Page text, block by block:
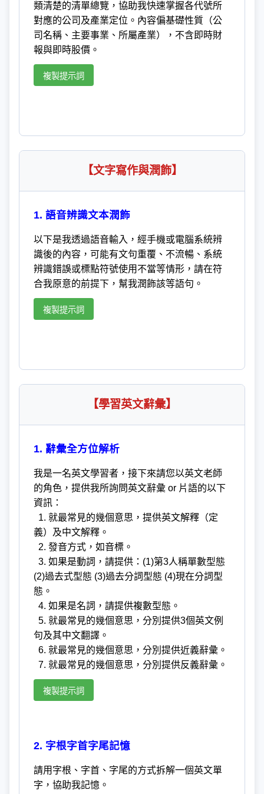
類清楚的清單總覽，協助我快速掌握各代號所
對應的公司及產業定位。內容偏基礎性質（公
司名稱、主要事業、所屬產業），不含即時財
報與即時股價。
複製提示詞
【文字寫作與潤飾】
1. 語音辨識文本潤飾
以下是我透過語音輸入，經手機或電腦系統辨
識後的內容，可能有文句重覆、不流暢、系統
辨識錯誤或標點符號使用不當等情形，請在符
合我原意的前提下，幫我潤飾該等語句。
複製提示詞
【學習英文辭彙】
1. 辭彙全方位解析
我是一名英文學習者，接下來請您以英文老師
的角色，提供我所詢問英文辭彙 or 片語的以下
資訊：
1. 就最常見的幾個意思，提供英文解釋（定
義）及中文解釋。
2. 發音方式，如音標。
3. 如果是動詞，請提供：(1)第3人稱單數型態
(2)過去式型態 (3)過去分詞型態 (4)現在分詞型
態。
4. 如果是名詞，請提供複數型態。
5. 就最常見的幾個意思，分別提供3個英文例
句及其中文翻譯。
6. 就最常見的幾個意思，分別提供近義辭彙。
7. 就最常見的幾個意思，分別提供反義辭彙。
複製提示詞
2. 字根字首字尾記憶
請用字根、字首、字尾的方式拆解一個英文單
字，協助我記憶。